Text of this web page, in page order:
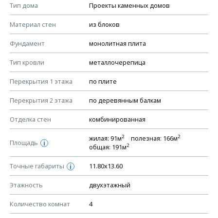
Тип дома Проекты каменных домов
Материал стен из блоков
Фундамент монолитная плита
Тип кровли металлочерепица
Перекрытия 1 этажа по плите
Перекрытия 2 этажа по деревянным балкам
Отделка стен комбинированная
Площадь i
жилая: 91м2 полезная: 166м2
общая: 191м2
Точные габариты i 11.80х13.60
Этажность двухэтажный
Количество комнат 4
Смотрите советы по выбору материала в нашем
КОНСТРУКТИВНЫЕ РЕШЕНИЯ (КР)
Ведомость рабочих чертежей основного комплекта КР
План фундамента
Устройство фундамента, спецификация материалов
Планы перекрытий этажей, спецификация элементов
Устройство перекрытий
Устройство стен
Спецификация материалов стен
Схема расположения лаг чердака (если есть)
Схема расположения элементов стропил
Спецификация элементов стропил
Устройство стропильной системы
Узлы устройства кровли